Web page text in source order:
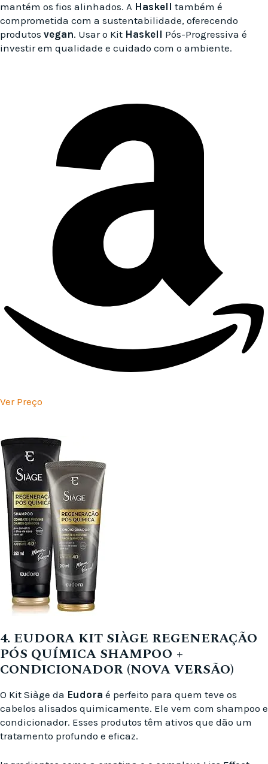
mantém os fios alinhados. A Haskell também é
comprometida com a sustentabilidade, oferecendo
produtos vegan. Usar o Kit Haskell Pós-Progressiva é
investir em qualidade e cuidado com o ambiente.
Ver Preço
4. EUDORA KIT SIÀGE REGENERAÇÃO
PÓS QUÍMICA SHAMPOO +
CONDICIONADOR (NOVA VERSÃO)
O Kit Siàge da Eudora é perfeito para quem teve os
cabelos alisados quimicamente. Ele vem com shampoo e
condicionador. Esses produtos têm ativos que dão um
tratamento profundo e eficaz.